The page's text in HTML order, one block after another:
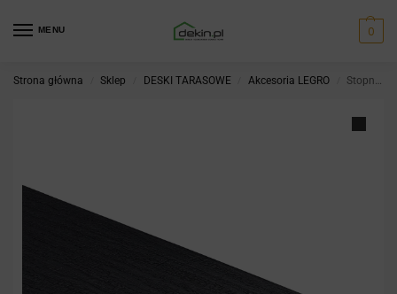
MENU 0
Strona główna Sklep DESKI TARASOWE Akcesoria LEGRO Stopnie Legro burnt wood